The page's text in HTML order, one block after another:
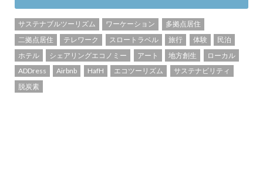
サステナブルツーリズム ワーケーション
多拠点居住
二拠点居住
テレワーク スロートラベル 旅行 体験
民泊
ホテル
シェアリングエコノミー アート 地方創生
ローカル
ADDress
Airbnb HafH エコツーリズム
サステナビリティ
脱炭素